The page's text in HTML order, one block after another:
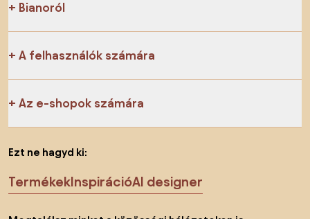
Bianoról
A felhasználók számára
Az e-shopok számára
Ezt ne hagyd ki:
TermékekInspirációAI designer